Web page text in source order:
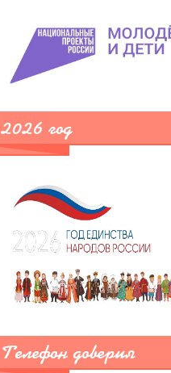
2026 год
Телефон доверия